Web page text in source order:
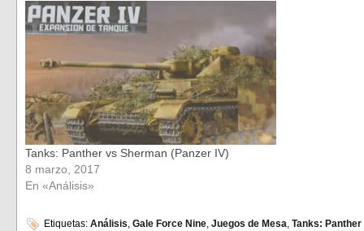
Tanks: Panther vs Sherman (Panzer IV)
8 marzo, 2017
En «Análisis»
Etiquetas: Análisis, Gale Force Nine, Juegos de Mesa, Tanks: